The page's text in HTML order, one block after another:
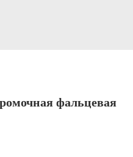
фальцевая